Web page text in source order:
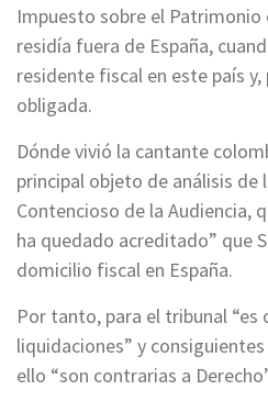
Impuesto sobre el Patrimonio
residía fuera de España,
residente fiscal en este país
obligada.
Dónde vivió la cantante
principal objeto de análisis de
Contencioso de la Audiencia,
ha quedado acreditado” que
domicilio fiscal en España.
Por tanto, para el tribunal “es
liquidaciones” y
ello “son contrarias a